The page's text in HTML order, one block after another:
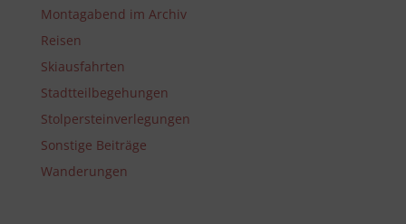
Montagabend im Archiv
Reisen
Skiausfahrten
Stadtteilbegehungen
Stolpersteinverlegungen
Sonstige Beiträge
Wanderungen